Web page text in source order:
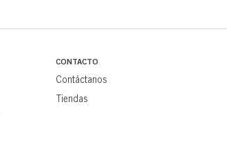
CONTACTO
Contáctanos
Tiendas